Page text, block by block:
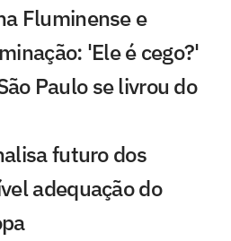
Fluminense e
'Ele é cego?'
Paulo se livrou do
futuro dos
adequação do